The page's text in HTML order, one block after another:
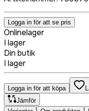
Logga in för att se pris
Onlinelager
I lager
Din butik
I lager
Logga in för att köpa
Jämför